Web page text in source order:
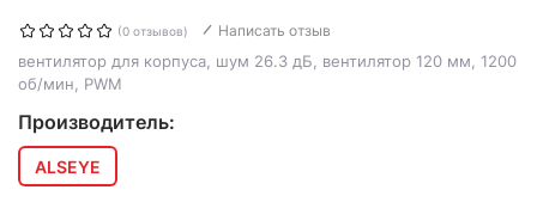
(0 отзывов) Написать отзыв
вентилятор для корпуса, шум 26.3 дБ, вентилятор 120 мм, 1200
об/мин, PWM
Производитель:
ALSEYE